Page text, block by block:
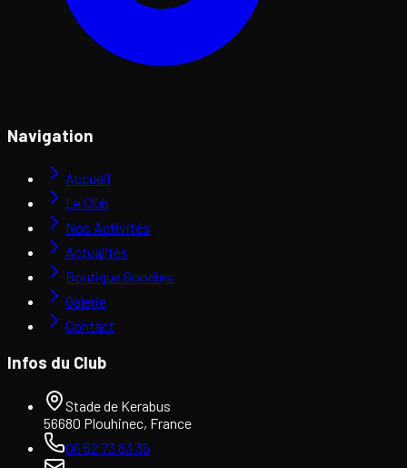
Navigation
Accueil
Le Club
Nos Activités
Actualités
Boutique Goodies
Galerie
Contact
Infos du Club
Stade de Kerabus
56680 Plouhinec, France
06 52 73 83 35